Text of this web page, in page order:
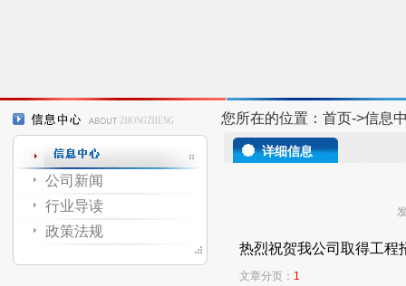
公司新闻
行业导读
政策法规
您所在的位置： 首页->信息
详细信息
热烈祝贺我公司取得工程
文章分页： 1